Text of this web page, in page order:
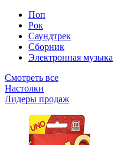
Поп
Рок
Саундтрек
Сборник
Электронная музыка
Смотреть все
Настолки
Лидеры продаж